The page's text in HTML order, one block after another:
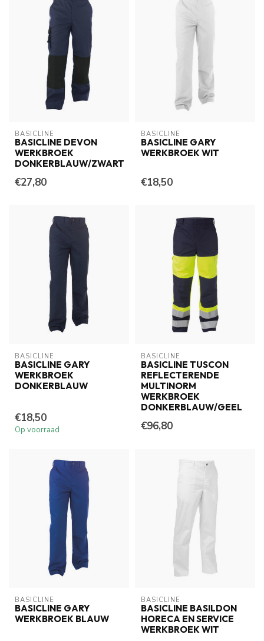
BASICLINE
BASICLINE DEVON
WERKBROEK
DONKERBLAUW/ZWART
€27,80
BASICLINE
BASICLINE GARY
WERKBROEK WIT
€18,50
BASICLINE
BASICLINE GARY
WERKBROEK
DONKERBLAUW
€18,50
Op voorraad
BASICLINE
BASICLINE TUSCON
REFLECTERENDE
MULTINORM
WERKBROEK
DONKERBLAUW/GEEL
€96,80
BASICLINE
BASICLINE GARY
WERKBROEK BLAUW
BASICLINE
BASICLINE BASILDON
HORECA EN SERVICE
WERKBROEK WIT